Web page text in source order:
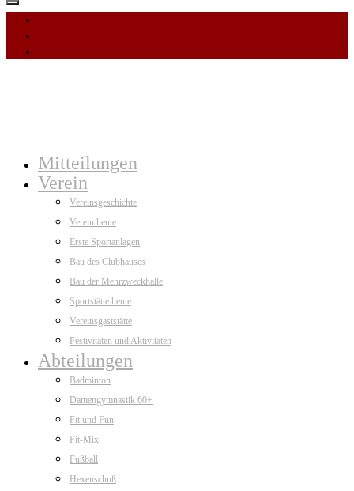
Mitteilungen
Verein
Vereinsgeschichte
Verein heute
Erste Sportanlagen
Bau des Clubhauses
Bau der Mehrzweckhalle
Sportstätte heute
Vereinsgaststätte
Festivitäten und Aktivitäten
Abteilungen
Badminton
Damengymnastik 60+
Fit und Fun
Fit-Mix
Fußball
Hexenschuß